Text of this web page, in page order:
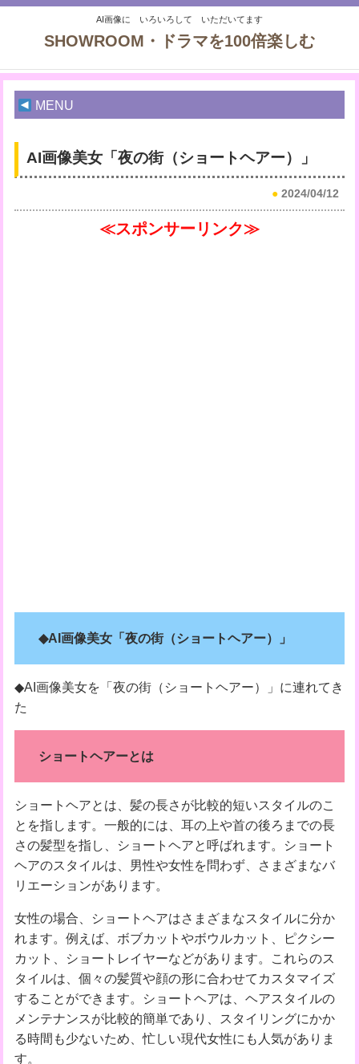
AI画像に いろいろして いただいてます
SHOWROOM・ドラマを100倍楽しむ
MENU
AI画像美女「夜の街（ショートヘアー）」
●2024/04/12
≪スポンサーリンク≫
◆AI画像美女「夜の街（ショートヘアー）」
◆AI画像美女を「夜の街（ショートヘアー）」に連れてき
た
ショートヘアーとは
ショートヘアとは、髪の長さが比較的短いスタイルのこ
とを指します。一般的には、耳の上や首の後ろまでの長
さの髪型を指し、ショートヘアと呼ばれます。ショート
ヘアのスタイルは、男性や女性を問わず、さまざまなバ
リエーションがあります。
女性の場合、ショートヘアはさまざまなスタイルに分か
れます。例えば、ボブカットやボウルカット、ピクシー
カット、ショートレイヤーなどがあります。これらのス
タイルは、個々の髪質や顔の形に合わせてカスタマイズ
することができます。ショートヘアは、ヘアスタイルの
メンテナンスが比較的簡単であり、スタイリングにかか
る時間も少ないため、忙しい現代女性にも人気がありま
す。